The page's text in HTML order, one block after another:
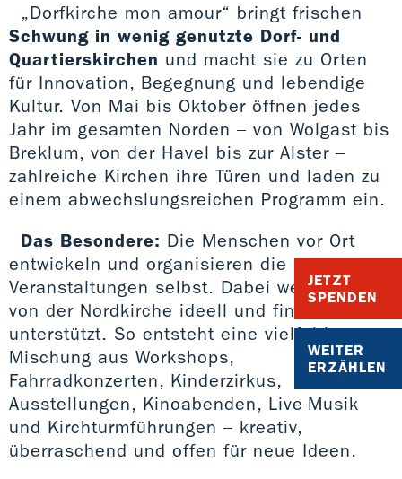
JETZT
SPENDEN
WEITER
ERZÄHLEN
„Dorfkirche mon amour“ bringt frischen
Schwung in wenig genutzte Dorf- und
Quartierskirchen und macht sie zu Orten
für Innovation, Begegnung und lebendige
Kultur. Von Mai bis Oktober öffnen jedes
Jahr im gesamten Norden – von Wolgast bis
Breklum, von der Havel bis zur Alster –
zahlreiche Kirchen ihre Türen und laden zu
einem abwechslungsreichen Programm ein.
Das Besondere: Die Menschen vor Ort
entwickeln und organisieren die
Veranstaltungen selbst. Dabei werden sie
von der Nordkirche ideell und finanziell
unterstützt. So entsteht eine vielfältige
Mischung aus Workshops,
Fahrradkonzerten, Kinderzirkus,
Ausstellungen, Kinoabenden, Live-Musik
und Kirchturmführungen – kreativ,
überraschend und offen für neue Ideen.